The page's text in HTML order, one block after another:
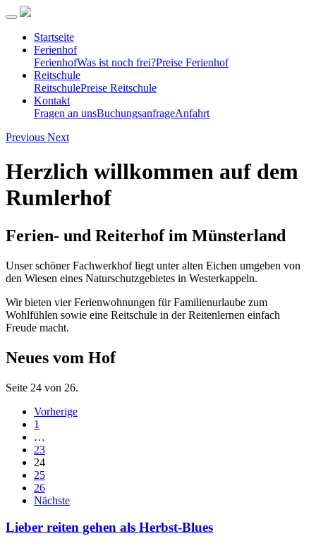
Startseite
Ferienhof
FerienhofWas ist noch frei?Preise Ferienhof
Reitschule
ReitschulePreise Reitschule
Kontakt
Fragen an unsBuchungsanfrageAnfahrt
Previous Next
Herzlich willkommen auf dem
Rumlerhof
Ferien- und Reiterhof im Münsterland
Unser schöner Fachwerkhof liegt unter alten Eichen umgeben von
den Wiesen eines Naturschutzgebietes in Westerkappeln.
Wir bieten vier Ferienwohnungen für Familienurlaube zum
Wohlfühlen sowie eine Reitschule in der Reitenlernen einfach
Freude macht.
Neues vom Hof
Seite 24 von 26.
Vorherige
1
…
23
24
25
26
Nächste
Lieber reiten gehen als Herbst-Blues